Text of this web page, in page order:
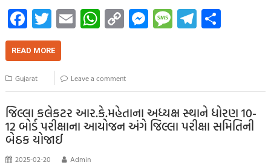
Fa
ce
b
o
o
k
T
wi
tt
er
E
m
W
h
s
A
p
p
C
o
y
Li
nk
M
es
g
er
M
es
e
Te
le
m
READ MORE
Gujarat Leave a comment
જિલ્લા કલેકટર આર.કે.મહેતાના અધ્યક્ષ સ્થાને ધોરણ 10-
12 બોર્ડ પરીક્ષાના આયોજન અંગે જિલ્લા પરીક્ષા સમિતિની
બેઠક યોજાઈ
2025-02-20 Admin